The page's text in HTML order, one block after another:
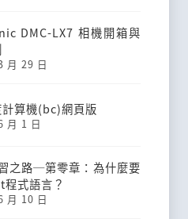
DMC-LX7 相機開箱與
月 29 日
算機(bc)網頁版
月 1 日
之路─第零章：為什麼要
式語言？
月 10 日